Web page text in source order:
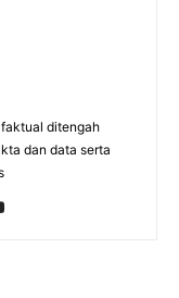
ditengah
dan data serta